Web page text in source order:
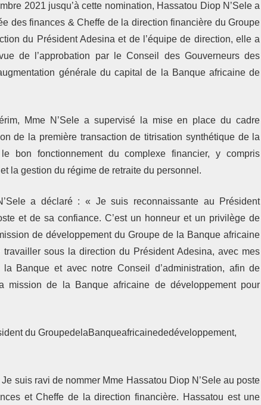
2021 jusqu’à cette nomination, Hassatou Diop N’Sele a
des finances & Cheffe de la direction financière du Groupe
du Président Adesina et de l’équipe de direction, elle a
de l’approbation par le Conseil des Gouverneurs des
générale du capital de la Banque africaine de
Mme N’Sele a supervisé la mise en place du cadre
de la première transaction de titrisation synthétique de la
bon fonctionnement du complexe financier, y compris
la gestion du régime de retraite du personnel.
a déclaré : « Je suis reconnaissante au Président
et de sa confiance. C’est un honneur et un privilège de
de développement du Groupe de la Banque africaine
sous la direction du Président Adesina, avec mes
Banque et avec notre Conseil d’administration, afin de
mission de la Banque africaine de développement pour
du GroupedelaBanqueafricainededéveloppement,
suis ravi de nommer Mme Hassatou Diop N’Sele au poste
et Cheffe de la direction financière. Hassatou est une